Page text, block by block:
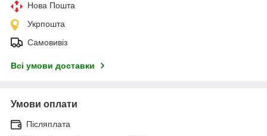
Нова Пошта
Укрпошта
Самовивіз
Всі умови доставки
Умови оплати
Післяплата